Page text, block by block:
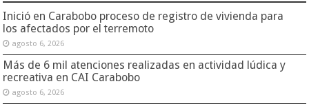
Inició en Carabobo proceso de registro de vivienda para
los afectados por el terremoto
agosto 6, 2026
Más de 6 mil atenciones realizadas en actividad lúdica y
recreativa en CAI Carabobo
agosto 6, 2026